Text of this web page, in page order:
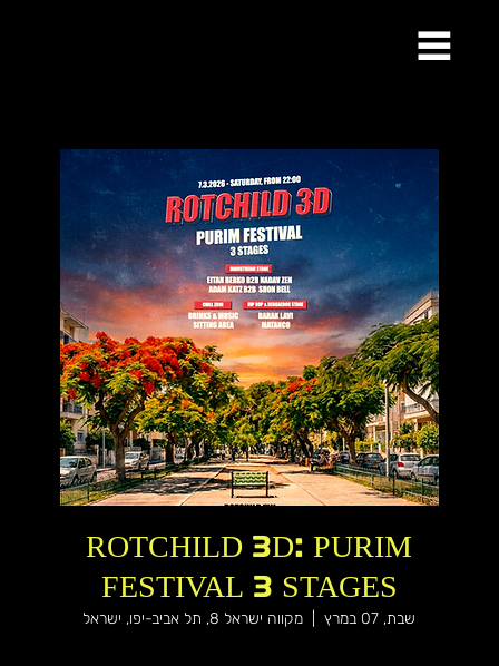
ROTCHILD 3D: PURIM
FESTIVAL 3 STAGES
שבת, 07 במרץ
  |
מקווה ישראל 8, תל אביב-יפו, ישראל